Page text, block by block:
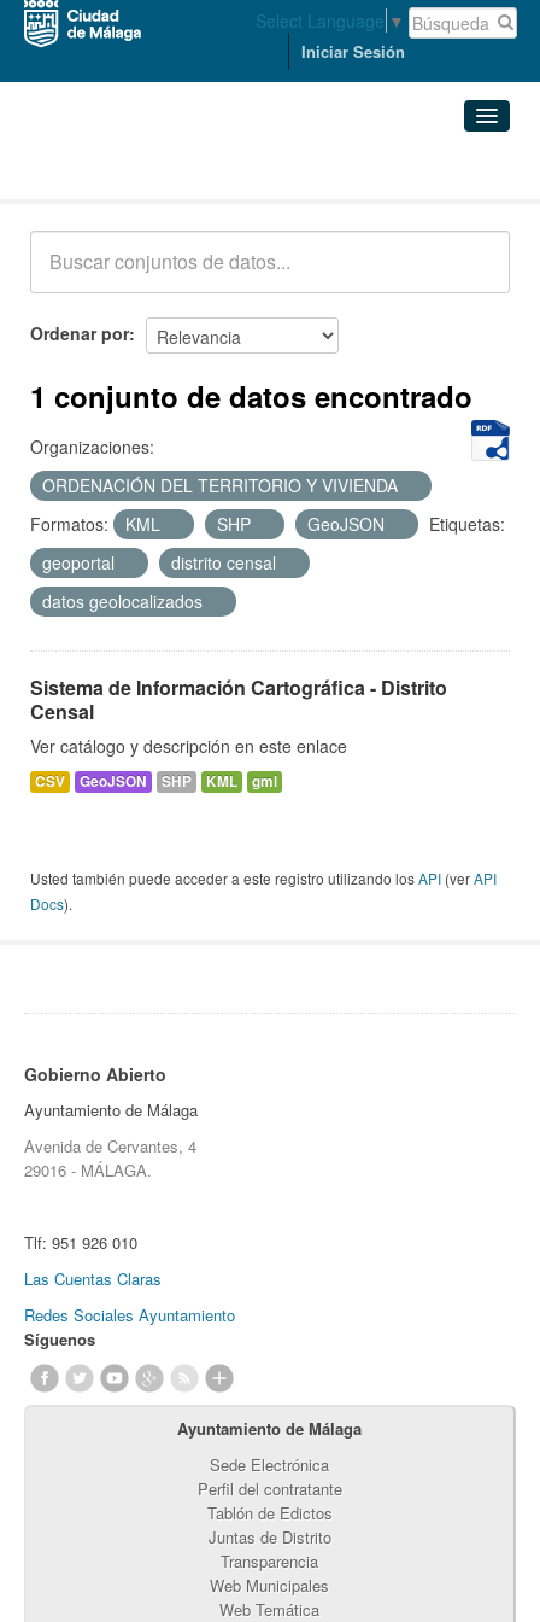
Select Language ▼
Iniciar Sesión
Acerca de
Ordenar por
1 conjunto de datos encontrado
Organizaciones:
ORDENACIÓN DEL TERRITORIO Y VIVIENDA
Formatos:
KML SHP GeoJSON
Etiquetas:
geoportal
distrito censal
datos geolocalizados
Sistema de Información Cartográfica - Distrito
Censal
Ver catálogo y descripción en este enlace
CSV GeoJSON SHP KML gml
Usted también puede acceder a este registro utilizando losAPI (verAPI
Docs).
Gobierno Abierto
Ayuntamiento de Málaga
Avenida de Cervantes, 4
29016 - MÁLAGA.
Tlf: 951 926 010
Las Cuentas Claras
Redes Sociales Ayuntamiento
Síguenos
Ayuntamiento de Málaga
Sede Electrónica
Perfil del contratante
Tablón de Edictos
Juntas de Distrito
Transparencia
Web Municipales
Web Temática